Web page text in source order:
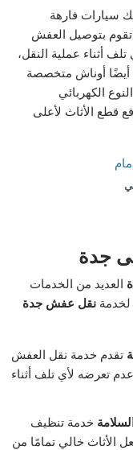
سيارات فارهة
بتوصيل العفش
أثناء عملية النقل،
أيضًا أوناش متخصصة
الكهربائي
قطع الأثاث لأعلى
جدة
العديد من الخدمات
لخدمةنقل عفش جدة
تقدم خدمة نقل العفش
تعرضه لأي تلف أثناء
خدمة تنظيف
الأثاث خالي تمامًا من